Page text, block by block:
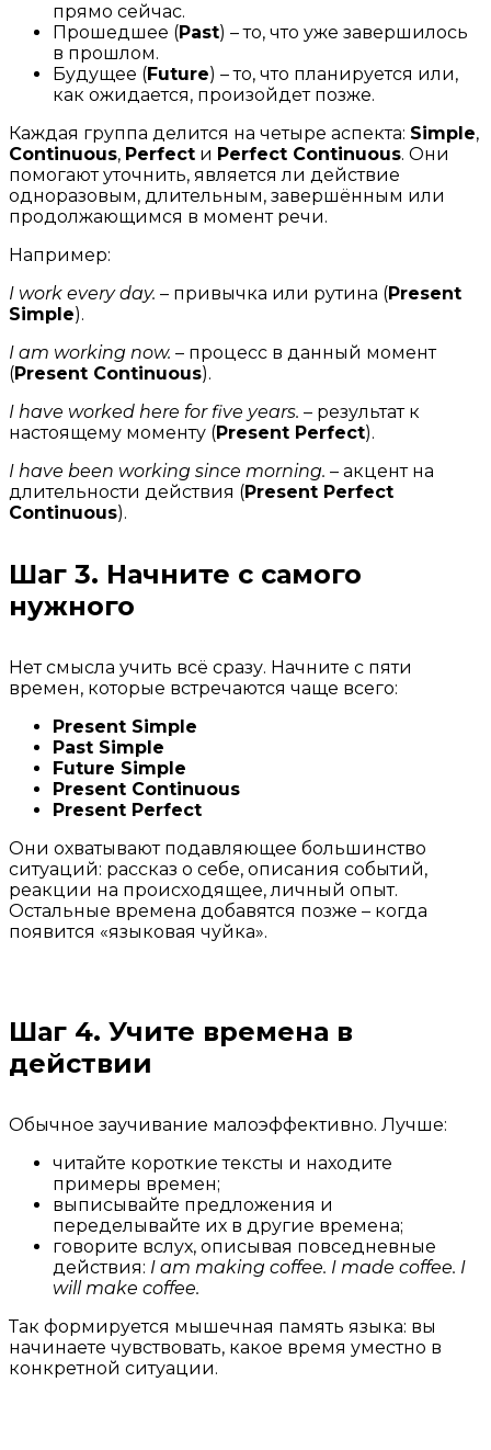
прямо сейчас.
Прошедшее (Past) – то, что уже завершилось
в прошлом.
Будущее (Future) – то, что планируется или,
как ожидается, произойдет позже.
Каждая группа делится на четыре аспекта: Simple,
Continuous, Perfect и Perfect Continuous. Они
помогают уточнить, является ли действие
одноразовым, длительным, завершённым или
продолжающимся в момент речи.
Например:
I work every day. – привычка или рутина (Present
Simple).
I am working now. – процесс в данный момент
(Present Continuous).
I have worked here for five years. – результат к
настоящему моменту (Present Perfect).
I have been working since morning. – акцент на
длительности действия (Present Perfect
Continuous).
Шаг 3. Начните с самого
нужного
Нет смысла учить всё сразу. Начните с пяти
времен, которые встречаются чаще всего:
Present Simple
Past Simple
Future Simple
Present Continuous
Present Perfect
Они охватывают подавляющее большинство
ситуаций: рассказ о себе, описания событий,
реакции на происходящее, личный опыт.
Остальные времена добавятся позже – когда
появится «языковая чуйка».
Шаг 4. Учите времена в
действии
Обычное заучивание малоэффективно. Лучше:
читайте короткие тексты и находите
примеры времен;
выписывайте предложения и
переделывайте их в другие времена;
говорите вслух, описывая повседневные
действия: I am making coffee. I made coffee. I
will make coffee.
Так формируется мышечная память языка: вы
начинаете чувствовать, какое время уместно в
конкретной ситуации.